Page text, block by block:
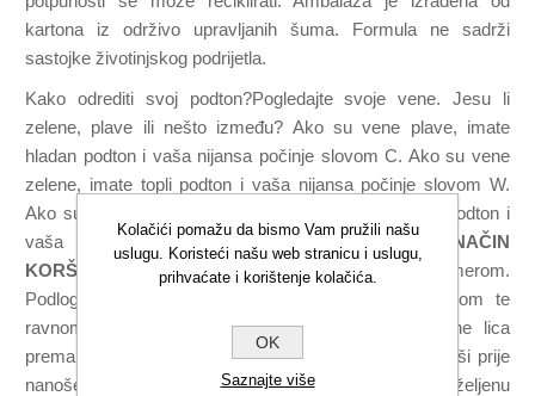
kartona iz održivo upravljanih šuma. Formula ne sadrži
sastojke životinjskog podrijetla.
Kako odrediti svoj podton?Pogledajte svoje vene. Jesu li
zelene, plave ili nešto između? Ako su vene plave, imate
hladan podton i vaša nijansa počinje slovom C. Ako su vene
zelene, imate topli podton i vaša nijansa počinje slovom W.
Ako su vene između plave i zelene, imate neutralan podton i
vaša nijansa počinje slovom N.
NAČIN
KORŠTENJA:
Pripremite ten svojim omiljenim primerom.
Podlogu nanesite kistom #118 ili HD skin spužvicom te
ravnomjerno aplicirajte kružnim pokretima od sredine lica
prema vanjskom dijelu lica. Pustite prvi sloj da se osuši prije
nanošenja drugog sloja kako biste izgradili željenu
Kolačići pomažu da bismo Vam pružili našu
uslugu. Koristeći našu web stranicu i uslugu,
prihvaćate i korištenje kolačića.
OK
Saznajte više